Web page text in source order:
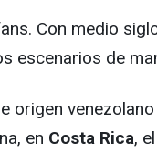
Con medio
escenarios de
origen
en Costa Rica,